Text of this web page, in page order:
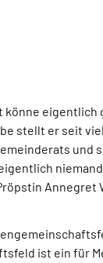
eigentlich
stellt er seit
und
Annegret
ist ein für